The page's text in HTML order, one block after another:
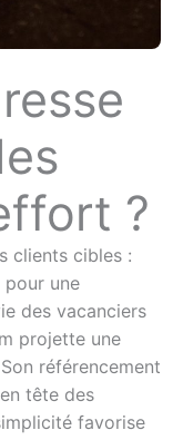
?
clients cibles :
une
des vacanciers
projette une
référencement
tête des
favorise